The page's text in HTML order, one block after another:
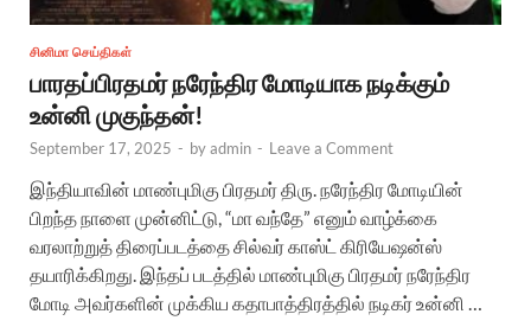
சினிமா செய்திகள்
பாரதப்பிரதமர் நரேந்திர மோடியாக நடிக்கும்
உன்னி முகுந்தன்!
September 17, 2025 - byadmin - Leave a Comment
இந்தியாவின் மாண்புமிகு பிரதமர் திரு. நரேந்திர மோடியின்
பிறந்த நாளை முன்னிட்டு, “மா வந்தே” எனும் வாழ்க்கை
வரலாற்றுத் திரைப்படத்தை சில்வர் காஸ்ட் கிரியேஷன்ஸ்
தயாரிக்கிறது. இந்தப் படத்தில் மாண்புமிகு பிரதமர் நரேந்திர
மோடி அவர்களின் முக்கிய கதாபாத்திரத்தில் நடிகர் உன்னி …